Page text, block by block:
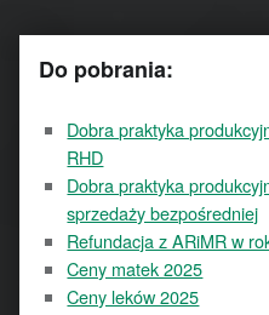
Do pobrania:
Dobra praktyka
RHD
Dobra praktyka
sprzedaży bezpośredniej
Refundacja z ARiMR w
Ceny matek 2025
Ceny leków 2025